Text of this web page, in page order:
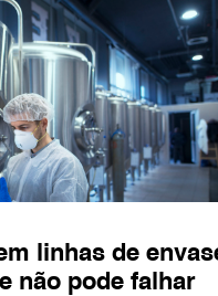
Pontos críticos de
processamento